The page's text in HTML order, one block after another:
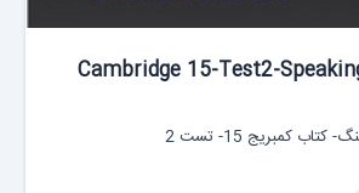
Cambridge 15-Test2-
کمبریج 15- تست 2